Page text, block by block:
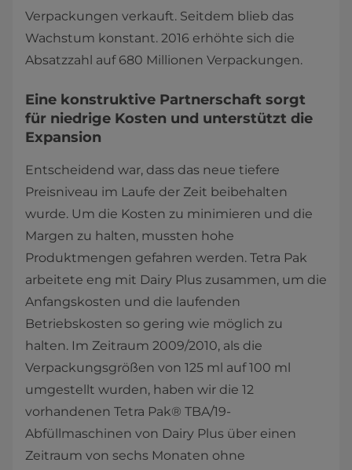
Verpackungen verkauft. Seitdem blieb das
Wachstum konstant. 2016 erhöhte sich die
Absatzzahl auf 680 Millionen Verpackungen.
Eine konstruktive Partnerschaft sorgt
für niedrige Kosten und unterstützt die
Expansion
Entscheidend war, dass das neue tiefere
Preisniveau im Laufe der Zeit beibehalten
wurde. Um die Kosten zu minimieren und die
Margen zu halten, mussten hohe
Produktmengen gefahren werden. Tetra Pak
arbeitete eng mit Dairy Plus zusammen, um die
Anfangskosten und die laufenden
Betriebskosten so gering wie möglich zu
halten. Im Zeitraum 2009/2010, als die
Verpackungsgrößen von 125 ml auf 100 ml
umgestellt wurden, haben wir die 12
vorhandenen Tetra Pak® TBA/19-
Abfüllmaschinen von Dairy Plus über einen
Zeitraum von sechs Monaten ohne